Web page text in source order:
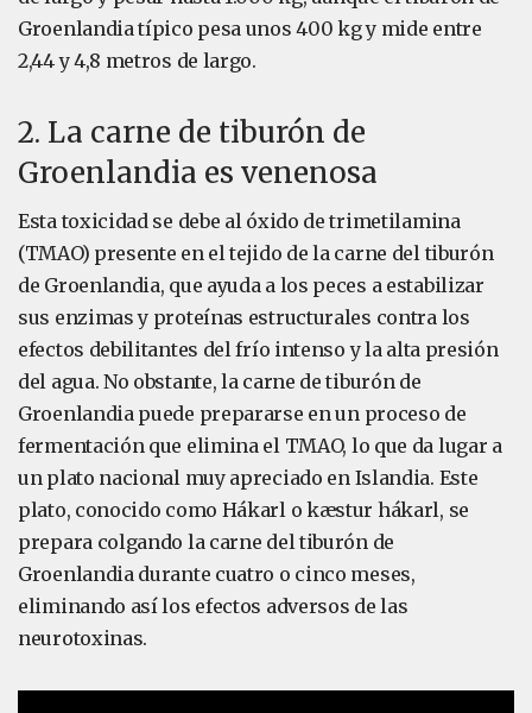
Groenlandia típico pesa unos 400 kg y mide entre
2,44 y 4,8 metros de largo.
2. La carne de tiburón de
Groenlandia es venenosa
Esta toxicidad se debe al óxido de trimetilamina
(TMAO) presente en el tejido de la carne del tiburón
de Groenlandia, que ayuda a los peces a estabilizar
sus enzimas y proteínas estructurales contra los
efectos debilitantes del frío intenso y la alta presión
del agua. No obstante, la carne de tiburón de
Groenlandia puede prepararse en un proceso de
fermentación que elimina el TMAO, lo que da lugar a
un plato nacional muy apreciado en Islandia. Este
plato, conocido como Hákarl o kæstur hákarl, se
prepara colgando la carne del tiburón de
Groenlandia durante cuatro o cinco meses,
eliminando así los efectos adversos de las
neurotoxinas.